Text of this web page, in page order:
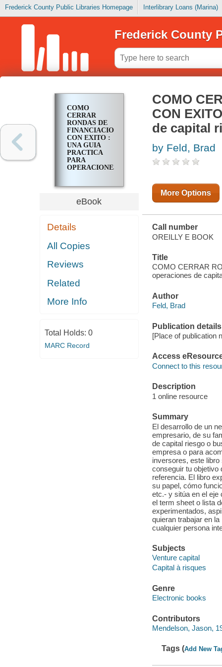
Frederick County Public Libraries Homepage Interlibrary Loans (Marina)
Frederick County
COMO
CERRAR
RONDAS DE
FINANCIACION
CON EXITO :
UNA GUIA
PRACTICA
PARA
OPERACIONES
eBook
Details
All Copies
Reviews
Related
More Info
Total Holds: 0
MARC Record
COMO
CON
de capital
by Feld, Brad
More Options
Call number
OREILLY E BOOK
Title
COMO CERRAR
operaciones de
Author
Feld, Brad
Publication details
[Place of publication
Access
Connect to this
Description
1 online resource
Summary
El desarrollo de un
empresario, de su
de capital riesgo o
empresa o para
inversores, este
conseguir tu objetivo
referencia. El libro
su papel, cómo
etc.- y sitúa en el eje
el term sheet o lista
experimentados,
quieran trabajar en
cualquier persona
Subjects
Venture capital
Capital à risques
Genre
Electronic books
Contributors
Mendelson, Jason,
Tags (Add New